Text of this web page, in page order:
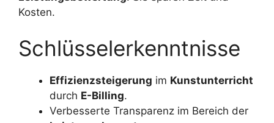
Kosten.
Schlüsselerkenntnisse
Effizienzsteigerung im Kunstunterricht
durch E-Billing.
Verbesserte Transparenz im Bereich der